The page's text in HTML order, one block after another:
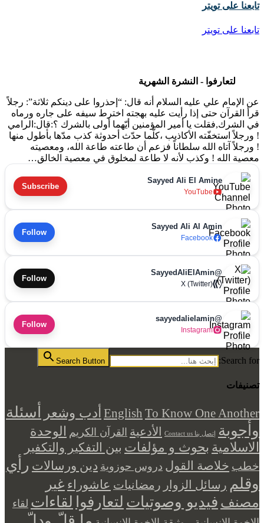
تابعنا على تويتر
تابعنا على تويتر
لتعارفوا - النشرة الشهرية
عن الإمام علي عليه السلام أنه قال: “إحذروا على دينكم ثلاثة”: رجلاً
قرأ القرآن حتى إذا رأيت عليه بهجته اخترط سيفه على جاره ورماه
في الشرك,فقلت يا أمير المؤمنين أيّهما أولى بالشرك ؟:قال:الرامي
! ورجلاً استخفّته الأكاذيب ،كلّما حدّث أحدوثة كذب مدّها بأطول منها
! ورجلاً آتاه الله سلطاناً فزعم أن طاعته طاعة الله، ومعصيته
معصية الله ! وكذب لأنه لا طاعة لمخلوق في معصية الخالق…
Sayyed Ali El Amine
YouTube
Subscribe
Sayyed Ali Al Amin
Facebook
Follow
@SayyedAliElAmin
X (Twitter)
Follow
@sayyedalielamin
Instagram
Follow
Search for:
Search Button
تصنيفات
English To Know One Another أدب وشعر
أسئلة
وأجوبة
إتصل بنا Contact us الأدعية القرآن الكريم
الوحدة
الاسلامية بحوث و مؤلفات بين التفكير والتكفير
خطب خلاصة القول دروس حوزوية دين ورسالات رأي
وقلم رسائل الزوار رمضانيات عاشوراء غير
مصنف فيديو وصوتيات لتعارفوا لقاءات لقاء